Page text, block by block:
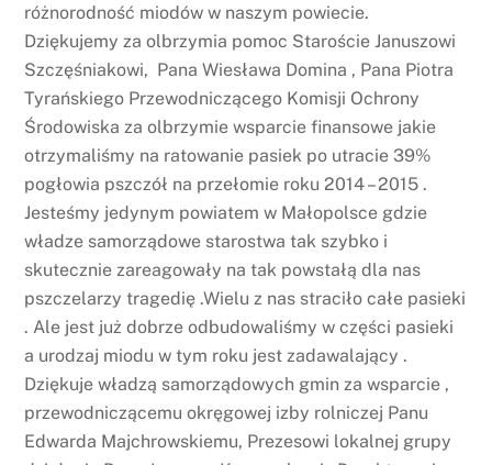
różnorodność miodów w naszym powiecie.
Dziękujemy za olbrzymia pomoc Staroście Januszowi
Szczęśniakowi, Pana Wiesława Domina , Pana Piotra
Tyrańskiego Przewodniczącego Komisji Ochrony
Środowiska za olbrzymie wsparcie finansowe jakie
otrzymaliśmy na ratowanie pasiek po utracie 39%
pogłowia pszczół na przełomie roku 2014 – 2015 .
Jesteśmy jedynym powiatem w Małopolsce gdzie
władze samorządowe starostwa tak szybko i
skutecznie zareagowały na tak powstałą dla nas
pszczelarzy tragedię .Wielu z nas straciło całe pasieki
. Ale jest już dobrze odbudowaliśmy w części pasieki
a urodzaj miodu w tym roku jest zadawalający .
Dziękuje władzą samorządowych gmin za wsparcie ,
przewodniczącemu okręgowej izby rolniczej Panu
Edwarda Majchrowskiemu, Prezesowi lokalnej grupy